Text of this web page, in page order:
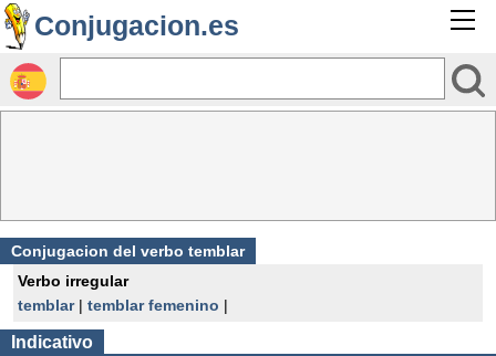
Conjugacion.es
Conjugacion del verbo temblar
Verbo irregular
temblar| temblar femenino |
Indicativo